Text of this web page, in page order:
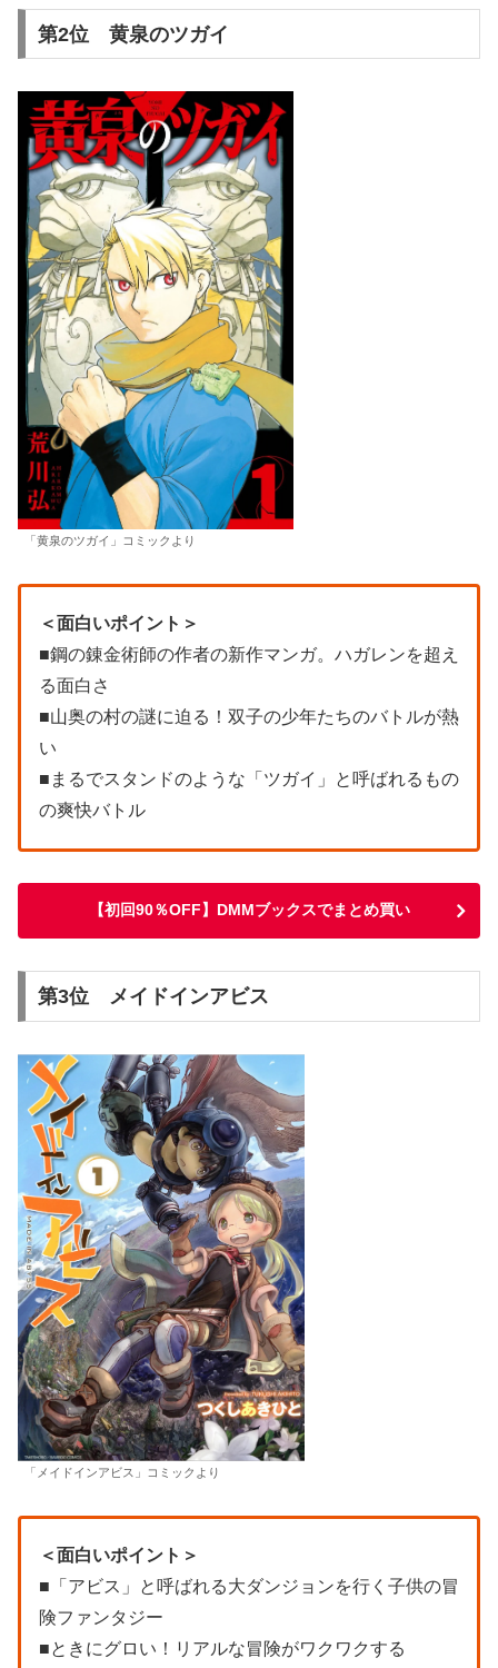
第2位 黄泉のツガイ
「黄泉のツガイ」コミックより
＜面白いポイント＞
■鋼の錬金術師の作者の新作マンガ。ハガレンを超え
る面白さ
■山奥の村の謎に迫る！双子の少年たちのバトルが熱
い
■まるでスタンドのような「ツガイ」と呼ばれるもの
の爽快バトル
【初回90％OFF】DMMブックスでまとめ買い
第3位 メイドインアビス
「メイドインアビス」コミックより
＜面白いポイント＞
■「アビス」と呼ばれる大ダンジョンを行く子供の冒
険ファンタジー
■ときにグロい！リアルな冒険がワクワクする